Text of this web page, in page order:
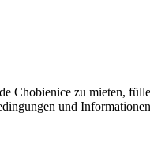
Chobienice zu mieten,
und